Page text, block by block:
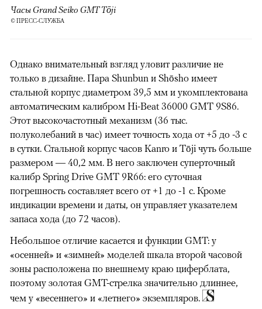
Часы Grand Seiko GMT Tōji
© ПРЕСС-СЛУЖБА
Однако внимательный взгляд уловит различие не
только в дизайне. Пара Shunbun и Shōsho имеет
стальной корпус диаметром 39,5 мм и укомплектована
автоматическим калибром Hi-Beat 36000 GMT 9S86.
Этот высокочастотный механизм (36 тыс.
полуколебаний в час) имеет точность хода от +5 до -3 с
в сутки. Стальной корпус часов Kanro и Tōji чуть больше
размером — 40,2 мм. В него заключен суперточный
калибр Spring Drive GMT 9R66: его суточная
погрешность составляет всего от +1 до -1 с. Кроме
индикации времени и даты, он управляет указателем
запаса хода (до 72 часов).
Небольшое отличие касается и функции GMT: у
«осенней» и «зимней» моделей шкала второй часовой
зоны расположена по внешнему краю циферблата,
поэтому золотая GMT-стрелка значительно длиннее,
чем у «весеннего» и «летнего» экземпляров.